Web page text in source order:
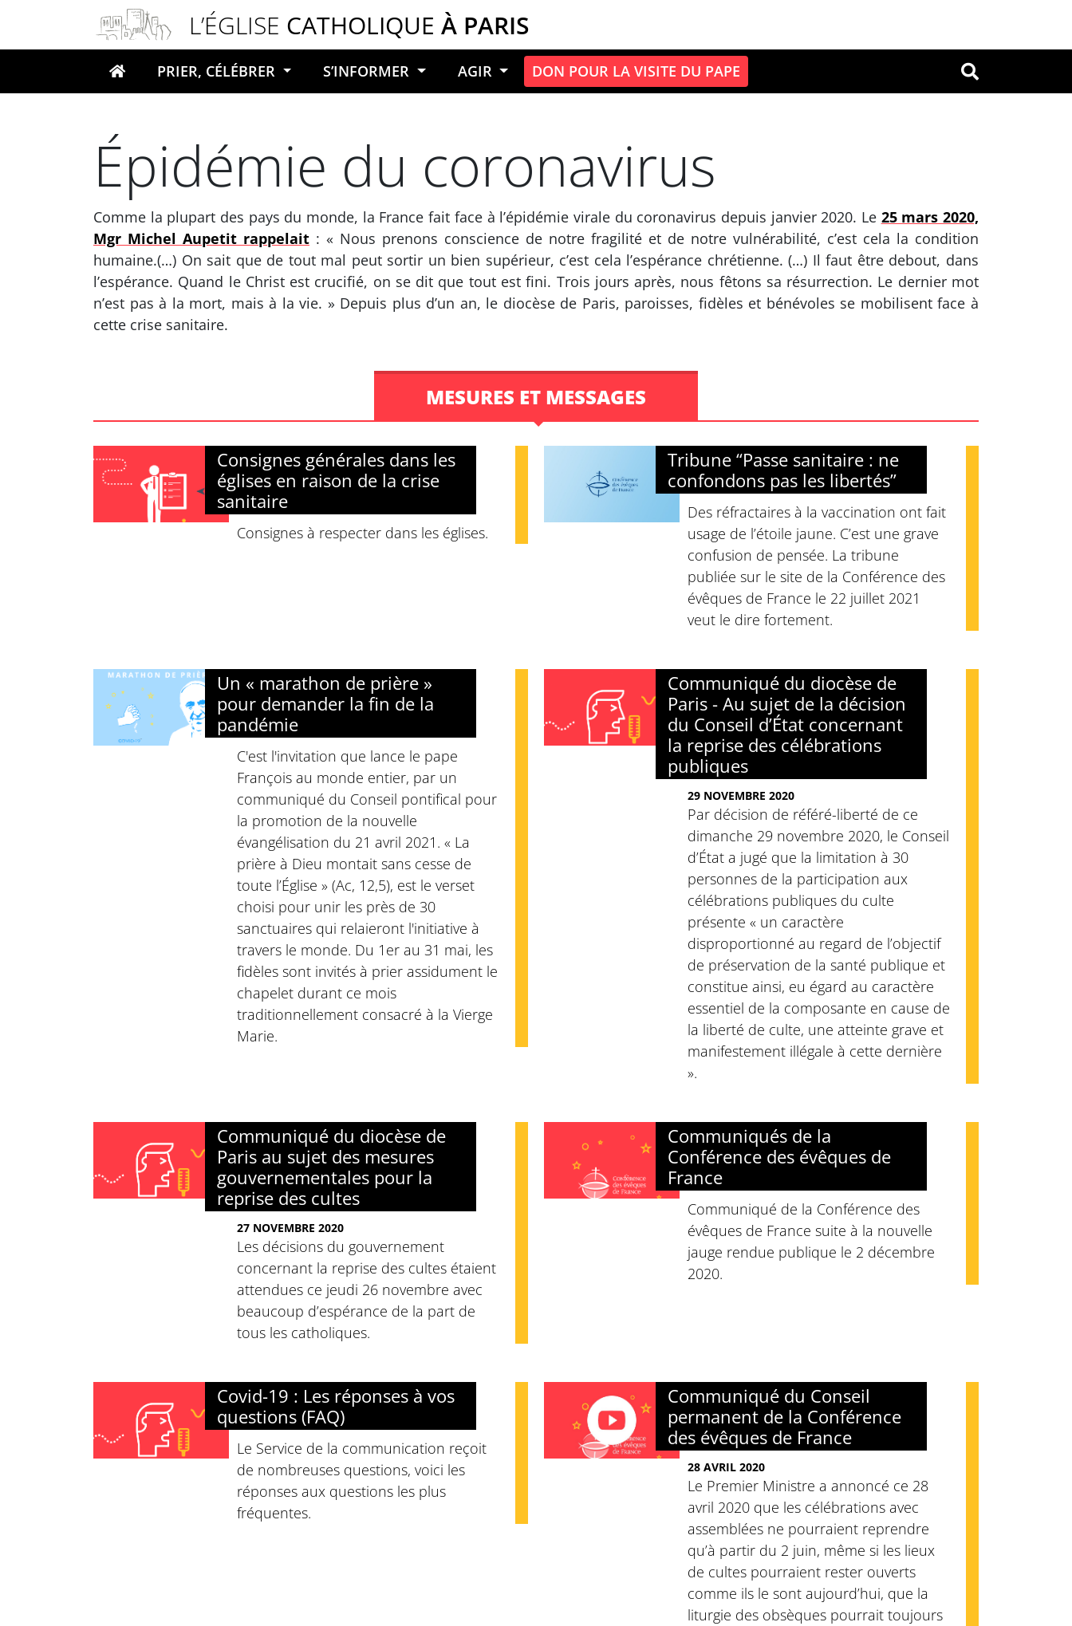
L’ÉGLISE CATHOLIQUE À PARIS
Votre recherche OK
PRIER, CÉLÉBRER S’INFORMER AGIR DON POUR LA VISITE DU PAPE
Épidémie du coronavirus
Comme la plupart des pays du monde, la France fait face à l’épidémie virale du coronavirus depuis janvier 2020. Le 25 mars 2020,
Mgr Michel Aupetit rappelait : « Nous prenons conscience de notre fragilité et de notre vulnérabilité, c’est cela la condition
humaine.(…) On sait que de tout mal peut sortir un bien supérieur, c’est cela l’espérance chrétienne. (…) Il faut être debout, dans
l’espérance. Quand le Christ est crucifié, on se dit que tout est fini. Trois jours après, nous fêtons sa résurrection. Le dernier mot
n’est pas à la mort, mais à la vie. » Depuis plus d’un an, le diocèse de Paris, paroisses, fidèles et bénévoles se mobilisent face à
cette crise sanitaire.
MESURES ET MESSAGES
Consignes générales dans les
églises en raison de la crise
sanitaire
Consignes à respecter dans les églises.
Tribune “Passe sanitaire : ne
confondons pas les libertés”
Des réfractaires à la vaccination ont fait
usage de l’étoile jaune. C’est une grave
confusion de pensée. La tribune
publiée sur le site de la Conférence des
évêques de France le 22 juillet 2021
veut le dire fortement.
Un « marathon de prière »
pour demander la fin de la
pandémie
C'est l'invitation que lance le pape
François au monde entier, par un
communiqué du Conseil pontifical pour
la promotion de la nouvelle
évangélisation du 21 avril 2021. « La
prière à Dieu montait sans cesse de
toute l’Église » (Ac, 12,5), est le verset
choisi pour unir les près de 30
sanctuaires qui relaieront l'initiative à
travers le monde. Du 1er au 31 mai, les
fidèles sont invités à prier assidument le
chapelet durant ce mois
traditionnellement consacré à la Vierge
Marie.
Communiqué du diocèse de
Paris - Au sujet de la décision
du Conseil d’État concernant
la reprise des célébrations
publiques
29 NOVEMBRE 2020
Par décision de référé-liberté de ce
dimanche 29 novembre 2020, le Conseil
d’État a jugé que la limitation à 30
personnes de la participation aux
célébrations publiques du culte
présente « un caractère
disproportionné au regard de l’objectif
de préservation de la santé publique et
constitue ainsi, eu égard au caractère
essentiel de la composante en cause de
la liberté de culte, une atteinte grave et
manifestement illégale à cette dernière
».
Communiqué du diocèse de
Paris au sujet des mesures
gouvernementales pour la
reprise des cultes
27 NOVEMBRE 2020
Les décisions du gouvernement
concernant la reprise des cultes étaient
attendues ce jeudi 26 novembre avec
beaucoup d’espérance de la part de
tous les catholiques.
Communiqués de la
Conférence des évêques de
France
Communiqué de la Conférence des
évêques de France suite à la nouvelle
jauge rendue publique le 2 décembre
2020.
Covid-19 : Les réponses à vos
questions (FAQ)
Le Service de la communication reçoit
de nombreuses questions, voici les
réponses aux questions les plus
fréquentes.
Communiqué du Conseil
permanent de la Conférence
des évêques de France
28 AVRIL 2020
Le Premier Ministre a annoncé ce 28
avril 2020 que les célébrations avec
assemblées ne pourraient reprendre
qu’à partir du 2 juin, même si les lieux
de cultes pourraient rester ouverts
comme ils le sont aujourd’hui, que la
liturgie des obsèques pourrait toujours
Panneau de gestion des cookies